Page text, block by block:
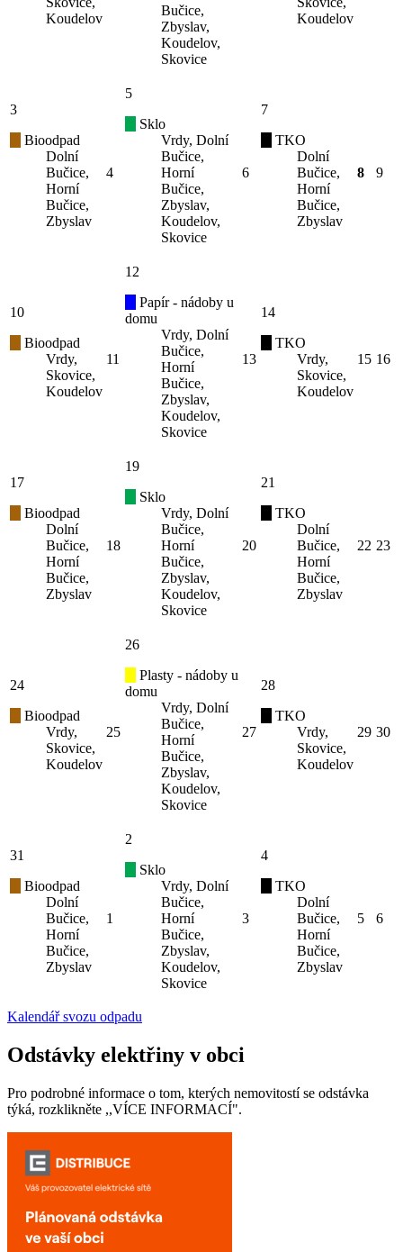
Koudelov
Bučice,
Zbyslav,
Koudelov,
Skovice
Koudelov
3
Bioodpad
Dolní
Bučice,
Horní
Bučice,
Zbyslav
4
5
Sklo
Vrdy, Dolní
Bučice,
Horní
Bučice,
Zbyslav,
Koudelov,
Skovice
6
7
TKO
Dolní
Bučice,
Horní
Bučice,
Zbyslav
8 9
10
Bioodpad
Vrdy,
Skovice,
Koudelov
11
12
Papír - nádoby u
domu
Vrdy, Dolní
Bučice,
Horní
Bučice,
Zbyslav,
Koudelov,
Skovice
13
14
TKO
Vrdy,
Skovice,
Koudelov
15 16
17
Bioodpad
Dolní
Bučice,
Horní
Bučice,
Zbyslav
18
19
Sklo
Vrdy, Dolní
Bučice,
Horní
Bučice,
Zbyslav,
Koudelov,
Skovice
20
21
TKO
Dolní
Bučice,
Horní
Bučice,
Zbyslav
22 23
24
Bioodpad
Vrdy,
Skovice,
Koudelov
25
26
Plasty - nádoby u
domu
Vrdy, Dolní
Bučice,
Horní
Bučice,
Zbyslav,
Koudelov,
Skovice
27
28
TKO
Vrdy,
Skovice,
Koudelov
29 30
31
Bioodpad
Dolní
Bučice,
Horní
Bučice,
Zbyslav
1
2
Sklo
Vrdy, Dolní
Bučice,
Horní
Bučice,
Zbyslav,
Koudelov,
Skovice
3
4
TKO
Dolní
Bučice,
Horní
Bučice,
Zbyslav
5 6
Kalendář svozu odpadu
Odstávky elektřiny v obci
Pro podrobné informace o tom, kterých nemovitostí se odstávka
týká, rozklikněte ,,VÍCE INFORMACÍ".